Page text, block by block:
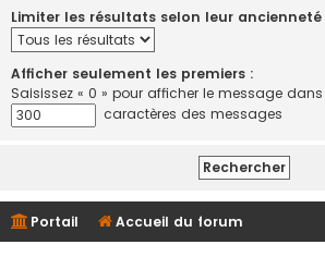
Limiter les résultats selon leur ancienneté
Afficher seulement les premiers :
Saisissez « 0 » pour afficher le message
caractères des messages
Portail Accueil du forum